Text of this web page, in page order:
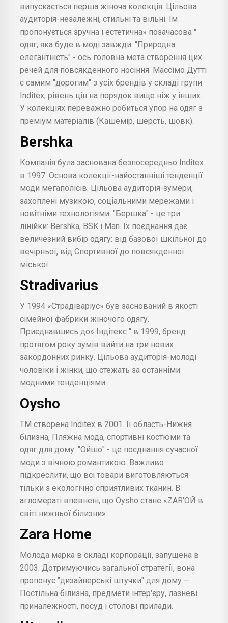
випускається перша жіноча колекція. Цільова
аудиторія-незалежні, стильні та вільні. Їм
пропонується зручна і естетична» позачасова "
одяг, яка буде в моді завжди. "Природна
елегантність" - ось головна мета створення цих
речей для повсякденного носіння. Массімо Дутті
є самим "дорогим" з усіх брендів у складі групи
Inditex, рівень цін на порядок вище ніж у інших.
У колекціях переважно робиться упор на одяг з
преміум матеріалів (Кашемір, шерсть, шовк).
Bershka
Компанія була заснована безпосередньо Inditex
в 1997. Основа колекції-найостанніші тенденції
моди мегаполісів. Цільова аудиторія-зумери,
захоплені музикою, соціальними мережами і
новітніми технологіями. "Бершка" - це три
лінійки: Bershka, BSK і Man. Їх поєднання дає
величезний вибір одягу: від базової шкільної до
вечірньої, від Спортивної до повсякденної
міської.
Stradivarius
У 1994 «Страдіваріус» був заснований в якості
сімейної фабрики жіночого одягу.
Приєднавшись до» Індітекс " в 1999, бренд
протягом року зумів вийти на три нових
закордонних ринку. Цільова аудиторія-молоді
чоловіки і жінки, що стежать за останніми
модними тенденціями.
Oysho
ТМ створена Inditex в 2001. Її область-Нижня
білизна, Пляжна мода, спортивні костюми та
одяг для дому. "Ойшо" - це поєднання сучасної
моди з вічною романтикою. Важливо
підкреслити, що всі товари виготовляються
тільки з екологічно сприятливих тканин. В
агломераті впевнені, що Oysho стане «ZAR'ОЙ в
світі нижньої білизни».
Zara Home
Молода марка в складі корпорації, запущена в
2003. Дотримуючись загальної стратегії, вона
пропонує "дизайнерські штучки" для дому —
Постільна білизна, предмети інтер'єру, лазневі
приналежності, посуд і столові прилади.